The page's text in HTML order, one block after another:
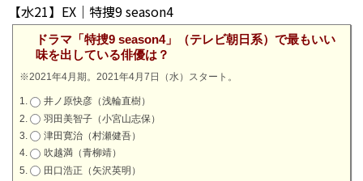
【水21】EX｜特捜9 season4
ドラマ「特捜9 season4」（テレビ朝日系）で最もいい
味を出している俳優は？
※2021年4月期。2021年4月7日（水）スタート。
井ノ原快彦（浅輪直樹）
羽田美智子（小宮山志保）
津田寛治（村瀬健吾）
吹越満（青柳靖）
田口浩正（矢沢英明）